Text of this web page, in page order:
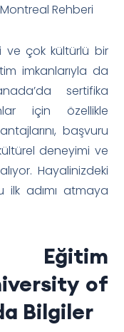
Rehberi
ve çok kültürlü bir
imkanlarıyla da
sertifika
için özellikle
başvuru
deneyimi ve
Hayalinizdeki
ilk adımı atmaya
Eğitim
of
Bilgiler